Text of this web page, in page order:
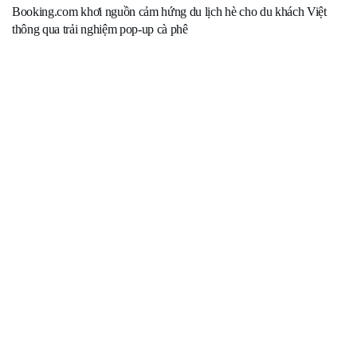
Booking.com khơi nguồn cảm hứng du lịch hè cho du khách Việt
thông qua trải nghiệm pop-up cà phê